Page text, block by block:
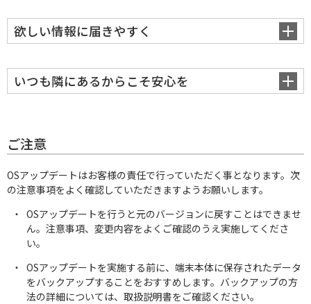
欲しい情報に届きやすく
いつも隣にあるからこそ安心を
ご注意
OSアップデートはお客様の責任で行っていただく事となります。次
の注意事項をよく確認していただきますようお願いします。
OSアップデートを行うと元のバージョンに戻すことはできませ
ん。注意事項、変更内容をよくご確認のうえ実施してくださ
い。
OSアップデートを実施する前に、端末本体に保存されたデータ
をバックアップすることをおすすめします。バックアップの方
法の詳細については、取扱説明書をご確認ください。